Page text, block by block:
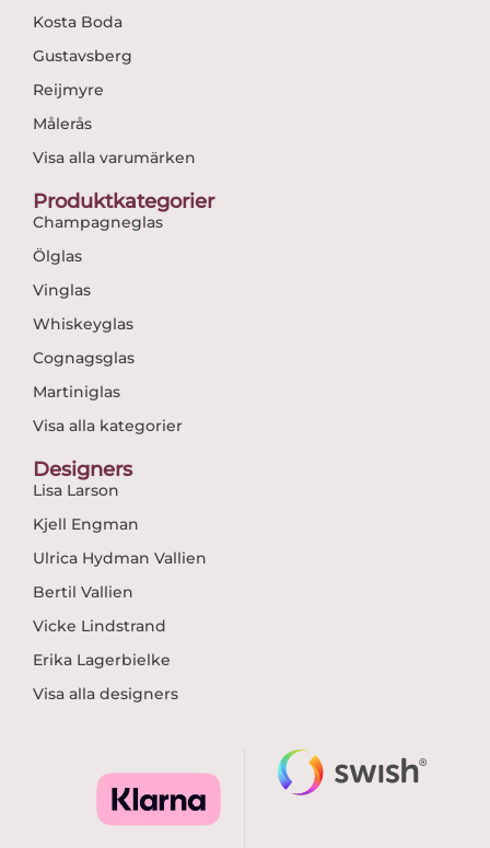
Kosta Boda
Gustavsberg
Reijmyre
Målerås
Visa alla varumärken
Produktkategorier
Champagneglas
Ölglas
Vinglas
Whiskeyglas
Cognagsglas
Martiniglas
Visa alla kategorier
Designers
Lisa Larson
Kjell Engman
Ulrica Hydman Vallien
Bertil Vallien
Vicke Lindstrand
Erika Lagerbielke
Visa alla designers